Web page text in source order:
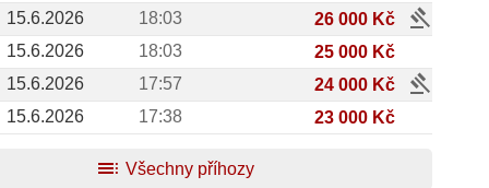
15.6.2026
18:03 26 000 Kč gavel
15.6.2026 18:03
25 000 Kč
15.6.2026
17:57 24 000 Kč gavel
15.6.2026 17:38 23 000 Kč
toc Všechny příhozy